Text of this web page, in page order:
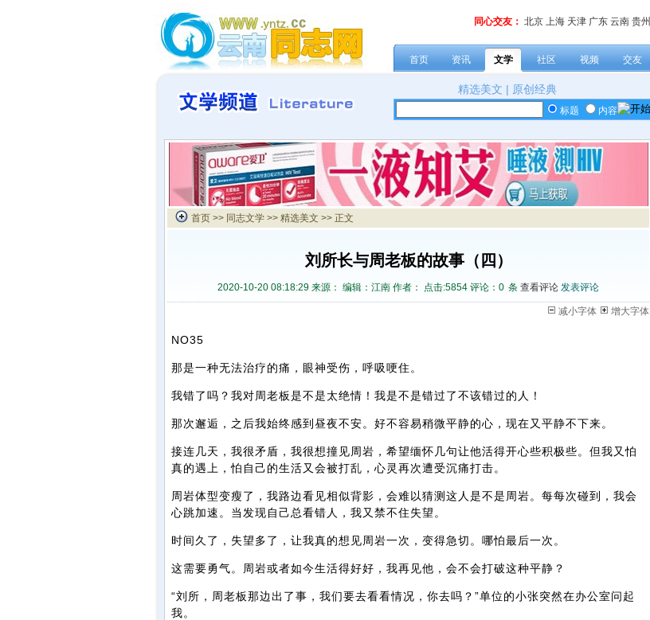
同心交友： 北京 上海 天津 广东 云南 贵州
首页 资讯 文学 社区 视频 交友
精选美文 | 原创经典
标题 内容
首页 >> 同志文学 >> 精选美文 >> 正文
刘所长与周老板的故事（四）
2020-10-20 08:18:29 来源： 编辑：江南 作者： 点击:5854 评论： 0 条 查看评论 发表评论
减小字体 增大字体
NO35
那是一种无法治疗的痛，眼神受伤，呼吸哽住。
我错了吗？我对周老板是不是太绝情！我是不是错过了不该错过的人！
那次邂逅，之后我始终感到昼夜不安。好不容易稍微平静的心，现在又平静不下来。
接连几天，我很矛盾，我很想撞见周岩，希望缅怀几句让他活得开心些积极些。但我又怕
真的遇上，怕自己的生活又会被打乱，心灵再次遭受沉痛打击。
周岩体型变瘦了，我路边看见相似背影，会难以猜测这人是不是周岩。每每次碰到，我会
心跳加速。当发现自己总看错人，我又禁不住失望。
时间久了，失望多了，让我真的想见周岩一次，变得急切。哪怕最后一次。
这需要勇气。周岩或者如今生活得好好，我再见他，会不会打破这种平静？
“刘所，周老板那边出了事，我们要去看看情况，你去吗？”单位的小张突然在办公室问起
我。